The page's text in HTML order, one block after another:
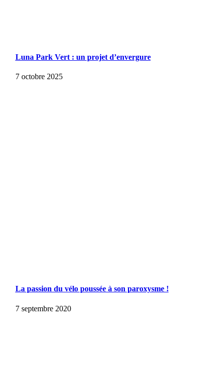
Luna Park Vert : un projet d’envergure
7 octobre 2025
La passion du vélo poussée à son paroxysme !
7 septembre 2020